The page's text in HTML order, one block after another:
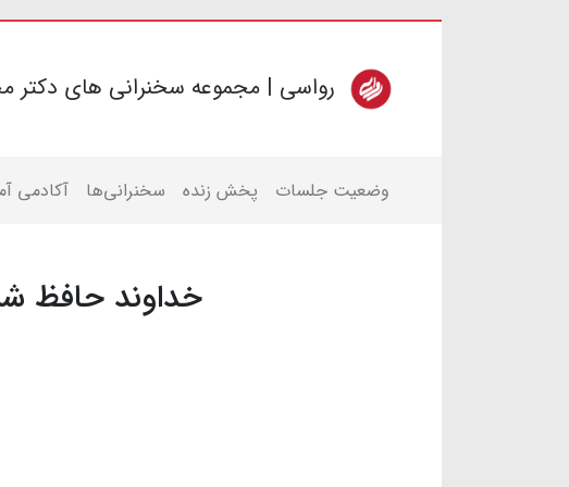
رواسی | مجموعه سخنرانی های دکتر
وضعیت جلسات پخش زنده سخنرانی‌ها آکادمی
خداوند حافظ